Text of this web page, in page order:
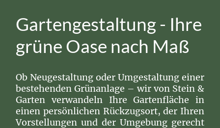
Gartengestaltung - Ihre
grüne Oase nach Maß
Ob Neugestaltung oder Umgestaltung einer
bestehenden Grünanlage – wir von Stein &
Garten verwandeln Ihre Gartenfläche in
einen persönlichen Rückzugsort, der Ihren
Vorstellungen und der Umgebung gerecht